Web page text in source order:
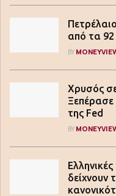
από τα
BY
Χρυσός
Ξεπέρασε
της Fed
BY
δείχνουν